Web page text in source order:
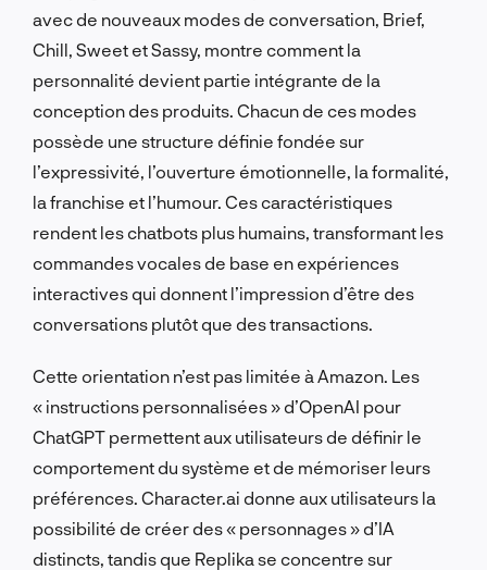
avec de nouveaux modes de conversation, Brief,
Chill, Sweet et Sassy, montre comment la
personnalité devient partie intégrante de la
conception des produits. Chacun de ces modes
possède une structure définie fondée sur
l’expressivité, l’ouverture émotionnelle, la formalité,
la franchise et l’humour. Ces caractéristiques
rendent les chatbots plus humains, transformant les
commandes vocales de base en expériences
interactives qui donnent l’impression d’être des
conversations plutôt que des transactions.
Cette orientation n’est pas limitée à Amazon. Les
« instructions personnalisées » d’OpenAI pour
ChatGPT permettent aux utilisateurs de définir le
comportement du système et de mémoriser leurs
préférences. Character.ai donne aux utilisateurs la
possibilité de créer des « personnages » d’IA
distincts, tandis que Replika se concentre sur